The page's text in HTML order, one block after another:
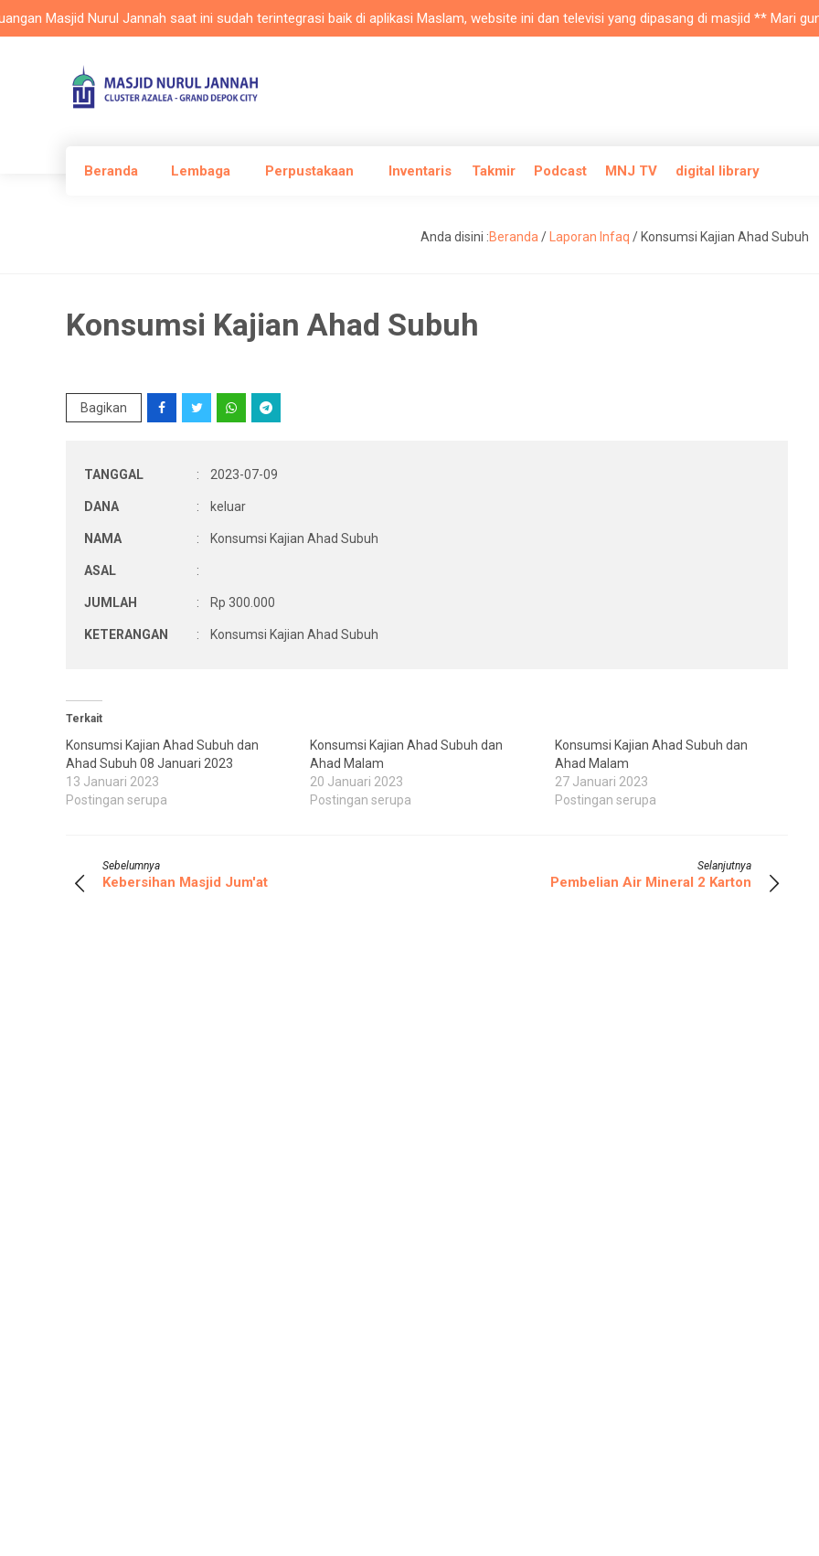
Masjid Nurul Jannah saat ini sudah terintegrasi baik di aplikasi Maslam, website ini dan televisi yang dipasang di masjid ** Mari
Beranda Lembaga Perpustakaan Inventaris Takmir Podcast MNJ TV digital library
Anda disini :Beranda / Laporan Infaq / Konsumsi Kajian Ahad Subuh
Konsumsi Kajian Ahad Subuh
Bagikan
TANGGAL : 2023-07-09
DANA : keluar
NAMA : Konsumsi Kajian Ahad Subuh
ASAL :
JUMLAH : Rp 300.000
KETERANGAN : Konsumsi Kajian Ahad Subuh
Terkait
Konsumsi Kajian Ahad Subuh dan
Ahad Subuh 08 Januari 2023
13 Januari 2023
Postingan serupa
Konsumsi Kajian Ahad Subuh dan
Ahad Malam
20 Januari 2023
Postingan serupa
Konsumsi Kajian Ahad Subuh dan
Ahad Malam
27 Januari 2023
Postingan serupa
Sebelumnya
Kebersihan Masjid Jum'at
Selanjutnya
Pembelian Air Mineral 2 Karton